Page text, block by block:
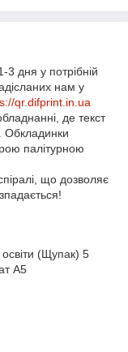
дня у потрібній
нам у
qr.difprint.in.ua
де текст
Обкладинки
палітурною
що дозволяє
освіти (Щупак) 5
А5